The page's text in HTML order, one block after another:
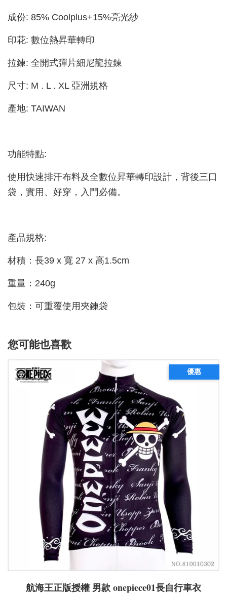
成份: 85% Coolplus+15%亮光紗
印花: 數位熱昇華轉印
拉鍊: 全開式彈片細尼龍拉鍊
尺寸: M . L . XL 亞洲規格
產地: TAIWAN
功能特點:
使用快速排汗布料及全數位昇華轉印設計，背後三口
袋，實用、好穿，入門必備。
產品規格:
材積：長39 x 寬 27 x 高1.5cm
重量：240g
包裝：可重覆使用夾鍊袋
您可能也喜歡
優惠
航海王正版授權 男款 onepiece01長自行車衣